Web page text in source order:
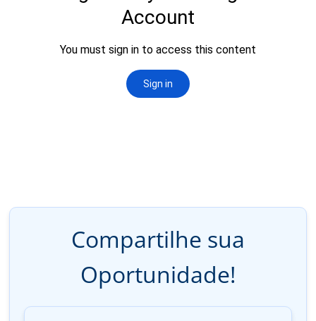
Compartilhe sua
Oportunidade!